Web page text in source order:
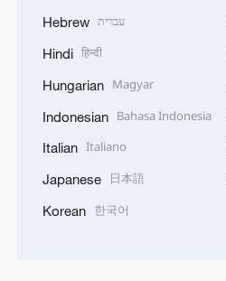
Hebrew עברית
Hindi हिन्दी
Hungarian Magyar
Indonesian Bahasa Indonesia
Italian Italiano
Japanese 日本語
Korean 한국어